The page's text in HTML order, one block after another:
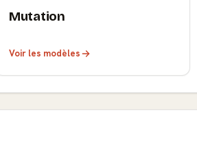
Mutation
Voir les modèles